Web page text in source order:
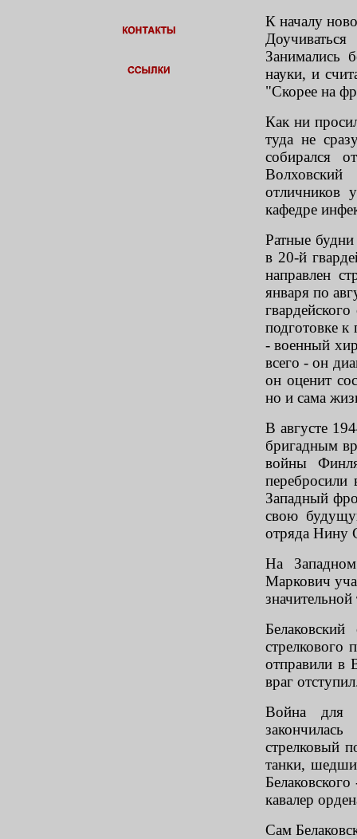
К началу
Занимались
науки, и
"Скорее на
Как ни
туда не
собирался
отличников
кафедре
Ратные будни
в 20-й
направлен
января по
подготовке
- военный
всего - он
он оценит
но и сама
В августе
бригадным
войны
перебросили
Западный
свою
отряда Нину
На
Маркович
стрелкового
отправили в
враг
Война для
стрелковый
танки,
кавалер
Сам